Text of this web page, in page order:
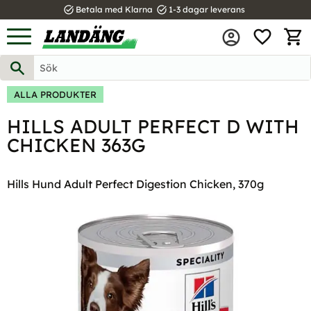
Meny
task_alt Betala med Klarna task_alt 1-3 dagar leverans
ALLA PRODUKTER
HILLS ADULT PERFECT D WITH
CHICKEN 363G
Hills Hund Adult Perfect Digestion Chicken, 370g